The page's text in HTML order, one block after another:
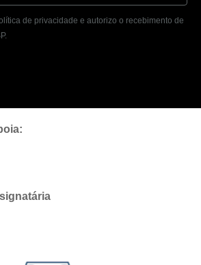
de privacidade e autorizo o recebimento de